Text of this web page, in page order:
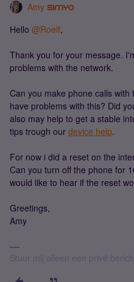
Amy
Hello ​ @Roelf,
Thank you for your message.
problems with the network.
Can you make phone calls
have problems with this? Did
also may help to get a stable
tips trough our device help.
For now i did a reset on the
Can you turn off the phone for
would like to hear if the reset
Greetings,
Amy
Stuur mij alleen een privé